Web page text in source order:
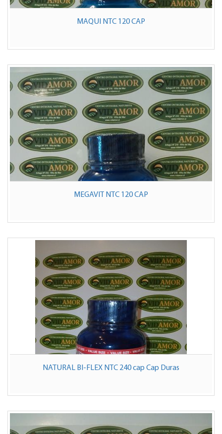
MAQUI NTC 120 CAP
MEGAVIT NTC 120 CAP
NATURAL BI-FLEX NTC 240 cap Cap Duras